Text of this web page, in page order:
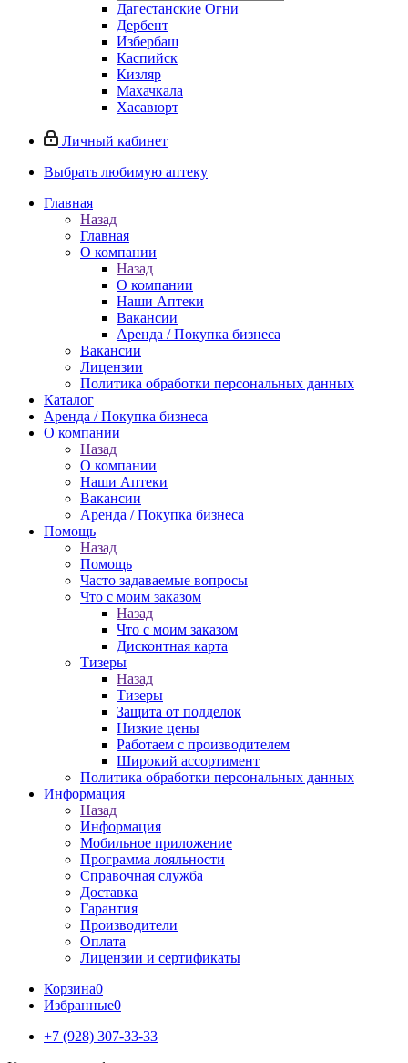
Дагестанские Огни
Дербент
Избербаш
Каспийск
Кизляр
Махачкала
Хасавюрт
Личный кабинет
Выбрать любимую аптеку
Главная
Назад
Главная
О компании
Назад
О компании
Наши Аптеки
Вакансии
Аренда / Покупка бизнеса
Вакансии
Лицензии
Политика обработки персональных данных
Каталог
Аренда / Покупка бизнеса
О компании
Назад
О компании
Наши Аптеки
Вакансии
Аренда / Покупка бизнеса
Помощь
Назад
Помощь
Часто задаваемые вопросы
Что с моим заказом
Назад
Что с моим заказом
Дисконтная карта
Тизеры
Назад
Тизеры
Защита от подделок
Низкие цены
Работаем с производителем
Широкий ассортимент
Политика обработки персональных данных
Информация
Назад
Информация
Мобильное приложение
Программа лояльности
Справочная служба
Доставка
Гарантия
Производители
Оплата
Лицензии и сертификаты
Корзина0
Избранные0
+7 (928) 307-33-33